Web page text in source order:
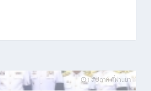
1 สัปดาห์ ที่ผ่านมา